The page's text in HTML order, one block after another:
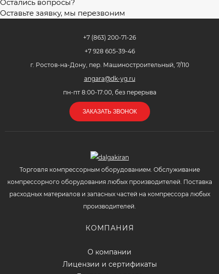
Остались вопросы?
Оставьте заявку, мы перезвоним
+7 (863) 200-71-26
+7 928 605-39-46
г. Ростов-на-Дону, пер. Машиностроительный, 7/110
angara@dk-yg.ru
пн-пт 8:00-17:00, без перерыва
ЗАКАЗАТЬ ЗВОНОК
Торговля компрессорным оборудованием. Обслуживание
компрессорного оборудования любых производителей. Поставка
расходных материалов и запасных частей на компрессора любых
производителей.
КОМПАНИЯ
О компании
Лицензии и сертификаты